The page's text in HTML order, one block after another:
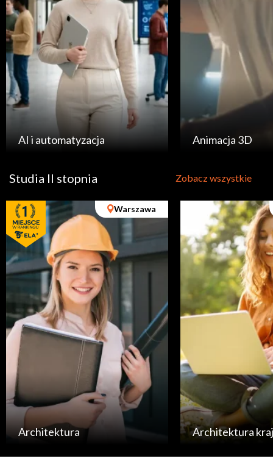
AI i automatyzacja Animacja 3D
Studia II stopnia Zobacz wszystkie
Warszawa
Architektura Architektura